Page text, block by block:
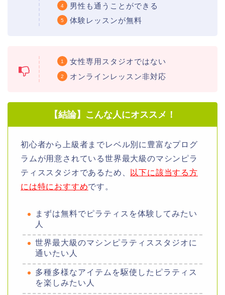
男性も通うことができる
体験レッスンが無料
女性専用スタジオではない
オンラインレッスン非対応
【結論】こんな人にオススメ！
初心者から上級者までレベル別に豊富なプログ
ラムが用意されている世界最大級のマシンピラ
ティススタジオであるため、
以下に該当する方
には特におすすめです。
まずは無料でピラティスを体験してみたい
人
世界最大級のマシンピラティススタジオに
通いたい人
多種多様なアイテムを駆使したピラティス
を楽しみたい人